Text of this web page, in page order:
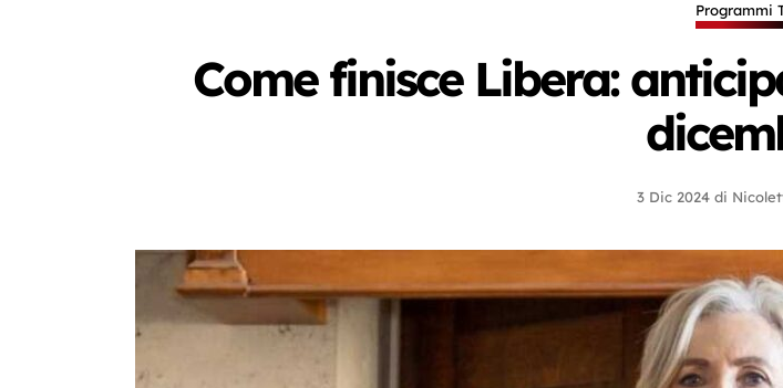
Programmi
Come finisce Libera:
3 Dic 2024 di